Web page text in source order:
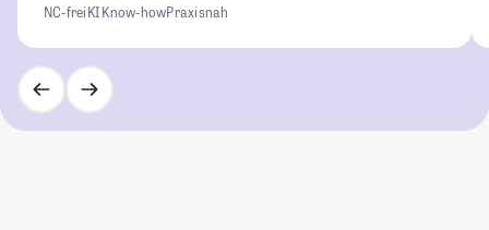
NC-freiKI Know-howPraxisnah